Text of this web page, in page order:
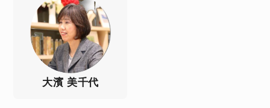
大濱 美千代